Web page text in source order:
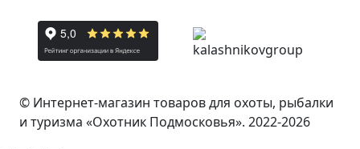
© Интернет-магазин товаров для охоты, рыбалки
и туризма «Охотник Подмосковья». 2022-2026